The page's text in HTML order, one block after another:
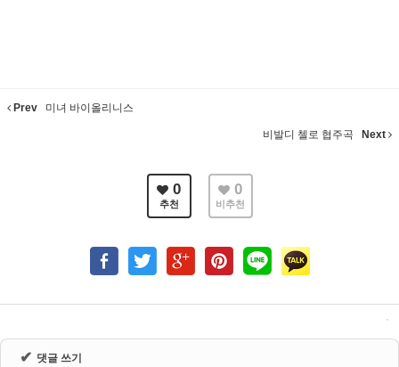
Prev 미녀 바이올리니스
비발디 첼로 협주곡 Next
0
추천
0
비추천
✔ 댓글 쓰기